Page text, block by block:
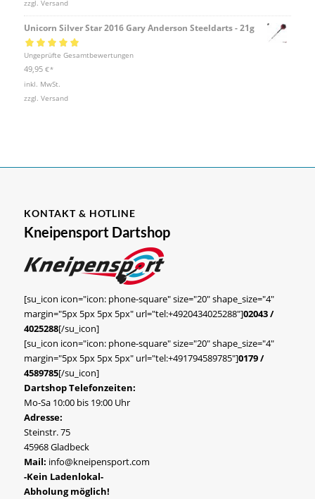
zzgl. Versand
Unicorn Silver Star 2016 Gary Anderson Steeldarts - 21g
Bewertet mit
5.00von 5
Ungeprüfte Gesamtbewertungen
49,95 €*
inkl. MwSt.
zzgl. Versand
KONTAKT & HOTLINE
Kneipensport Dartshop
[su_icon icon="icon: phone-square" size="20" shape_size="4"
margin="5px 5px 5px 5px" url="tel:+4920434025288"]02043 /
4025288[/su_icon]
[su_icon icon="icon: phone-square" size="20" shape_size="4"
margin="5px 5px 5px 5px" url="tel:+491794589785"]0179 /
4589785[/su_icon]
Dartshop Telefonzeiten:
Mo-Sa 10:00 bis 19:00 Uhr
Adresse:
Steinstr. 75
45968 Gladbeck
Mail: info@kneipensport.com
-Kein Ladenlokal-
Abholung möglich!